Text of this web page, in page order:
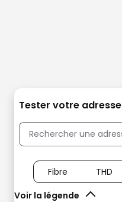
Tester votre adresse
Voir la légende
Fibre THD